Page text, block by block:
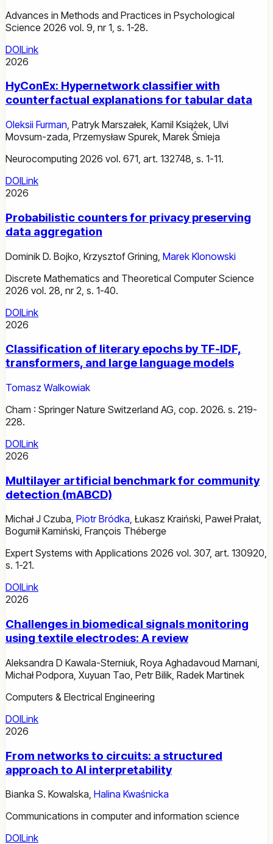
Advances in Methods and Practices in Psychological
Science 2026 vol. 9, nr 1, s. 1-28.
DOILink
2026
HyConEx: Hypernetwork classifier with
counterfactual explanations for tabular data
Oleksii Furman, Patryk Marszałek, Kamil Książek, Ulvi
Movsum-zada, Przemysław Spurek, Marek Śmieja
Neurocomputing 2026 vol. 671, art. 132748, s. 1-11.
DOILink
2026
Probabilistic counters for privacy preserving
data aggregation
Dominik D. Bojko Krzysztof Grining Marek Klonowski
Discrete Mathematics and Theoretical Computer Science
2026 vol. 28, nr 2, s. 1-40.
DOILink
2026
Classification of literary epochs by TF-IDF,
transformers, and large language models
Tomasz Walkowiak
Cham : Springer Nature Switzerland AG, cop. 2026. s. 219-
228.
DOILink
2026
Multilayer artificial benchmark for community
detection (mABCD)
Michał J Czuba, Piotr Bródka, Łukasz Kraiński, Paweł Prałat,
Bogumił Kamiński, François Théberge
Expert Systems with Applications 2026 vol. 307, art. 130920,
s. 1-21.
DOILink
2026
Challenges in biomedical signals monitoring
using textile electrodes: A review
Aleksandra D Kawala-Sterniuk Roya Aghadavoud Marnani
Michał Podpora Xuyuan Tao Petr Bilik Radek Martinek
Computers & Electrical Engineering
DOILink
2026
From networks to circuits: a structured
approach to AI interpretability
Bianka S. Kowalska, Halina Kwaśnicka
Communications in computer and information science
DOILink